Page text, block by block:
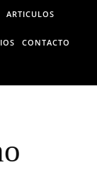
ARTICULOS
CONTACTO